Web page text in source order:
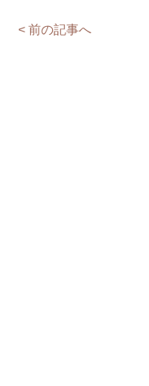
< 前の記事へ